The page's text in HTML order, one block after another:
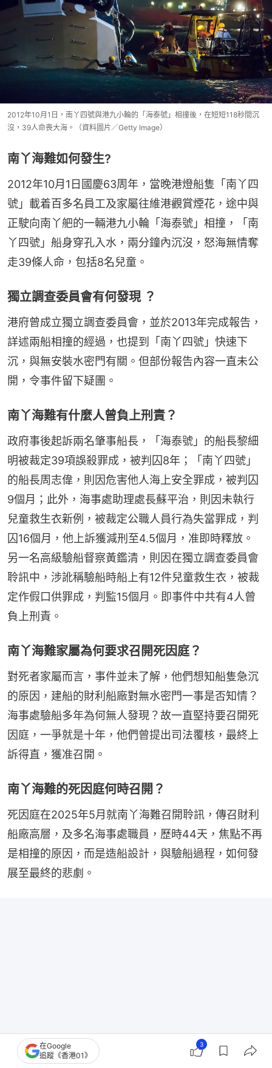
2012年10月1日，南丫四號與港九小輪的「海泰號」相撞後，在短短118秒間沉
沒，39人命喪大海。（資料圖片／Getty Image）
南丫海難如何發生?
2012年10月1日國慶63周年，當晚港燈船隻「南丫四
號」載着百多名員工及家屬往維港觀賞煙花，途中與
正駛向南丫舥的一輛港九小輪「海泰號」相撞，「南
丫四號」船身穿孔入水，兩分鐘內沉沒，怒海無情奪
走39條人命，包括8名兒童。
獨立調查委員會有何發現 ？
港府曾成立獨立調查委員會，並於2013年完成報告，
詳述兩船相撞的經過，也提到「南丫四號」快速下
沉，與無安裝水密門有關。但部份報告內容一直未公
開，令事件留下疑團。
南丫海難有什麼人曾負上刑責？
政府事後起訴兩名肇事船長，「海泰號」的船長黎細
明被裁定39項誤殺罪成，被判囚8年；「南丫四號」
的船長周志偉，則因危害他人海上安全罪成，被判囚
9個月；此外，海事處助理處長蘇平治，則因未執行
兒童救生衣新例，被裁定公職人員行為失當罪成，判
囚16個月，他上訴獲減刑至4.5個月，准即時釋放。
另一名高級驗船督察黃鑑清，則因在獨立調查委員會
聆訊中，涉訛稱驗船時船上有12件兒童救生衣，被裁
定作假口供罪成，判監15個月。即事件中共有4人曾
負上刑責。
南丫海難家屬為何要求召開死因庭？
對死者家屬而言，事件並未了解，他們想知船隻急沉
的原因，建船的財利船廠對無水密門一事是否知情？
海事處驗船多年為何無人發現？故一直堅持要召開死
因庭，一爭就是十年，他們曾提出司法覆核，最終上
訴得直，獲准召開。
南丫海難的死因庭何時召開？
死因庭在2025年5月就南丫海難召開聆訊，傳召財利
船廠高層，及多名海事處職員，歷時44天，焦點不再
是相撞的原因，而是造船設計，與驗船過程，如何發
展至最終的悲劇。
在Google
追蹤《香港01》
3